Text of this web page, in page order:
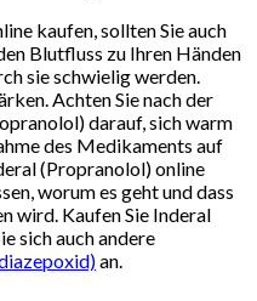
kaufen, sollten Sie auch
Blutfluss zu Ihren Händen
sie schwielig werden.
Achten Sie nach der
darauf, sich warm
des Medikaments auf
(Propranolol) online
worum es geht und dass
wird. Kaufen Sie Inderal
sich auch andere
an.